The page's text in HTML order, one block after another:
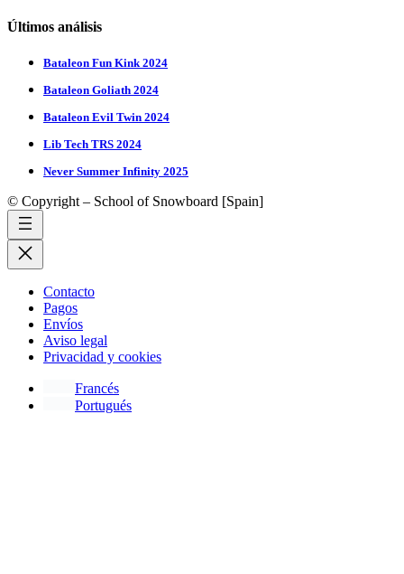
Últimos análisis
Bataleon Fun Kink 2024
Bataleon Goliath 2024
Bataleon Evil Twin 2024
Lib Tech TRS 2024
Never Summer Infinity 2025
© Copyright – School of Snowboard [Spain]
Contacto
Pagos
Envíos
Aviso legal
Privacidad y cookies
Francés
Portugués